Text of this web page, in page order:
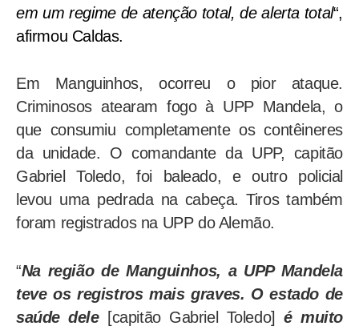
em um regime de atenção total, de alerta total“,
afirmou Caldas.
Em Manguinhos, ocorreu o pior ataque.
Criminosos atearam fogo à UPP Mandela, o
que consumiu completamente os contêineres
da unidade. O comandante da UPP, capitão
Gabriel Toledo, foi baleado, e outro policial
levou uma pedrada na cabeça. Tiros também
foram registrados na UPP do Alemão.
“Na região de Manguinhos, a UPP Mandela
teve os registros mais graves. O estado de
saúde dele[capitão Gabriel Toledo]é muito